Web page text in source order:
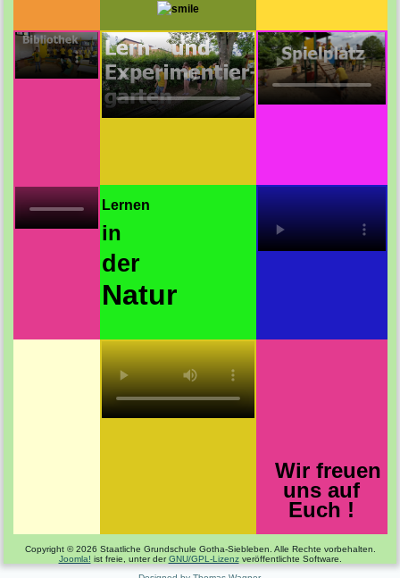
Lernen
in
der
Natur
Wir freuen
uns auf
Euch !
Copyright © 2026 Staatliche Grundschule Gotha-Siebleben. Alle Rechte vorbehalten.
Joomla! ist freie, unter derGNU/GPL-Lizenzveröffentlichte Software.